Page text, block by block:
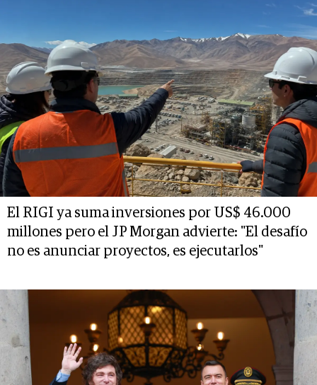
El RIGI ya suma inversiones por US$ 46.000
millones pero el JP Morgan advierte: "El desafío
no es anunciar proyectos, es ejecutarlos"